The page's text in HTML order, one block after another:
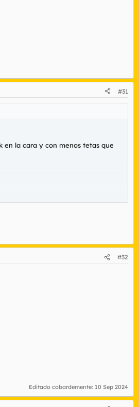
#31
en la cara y con menos tetas que
#32
Editado cobardemente: 10 Sep 2024